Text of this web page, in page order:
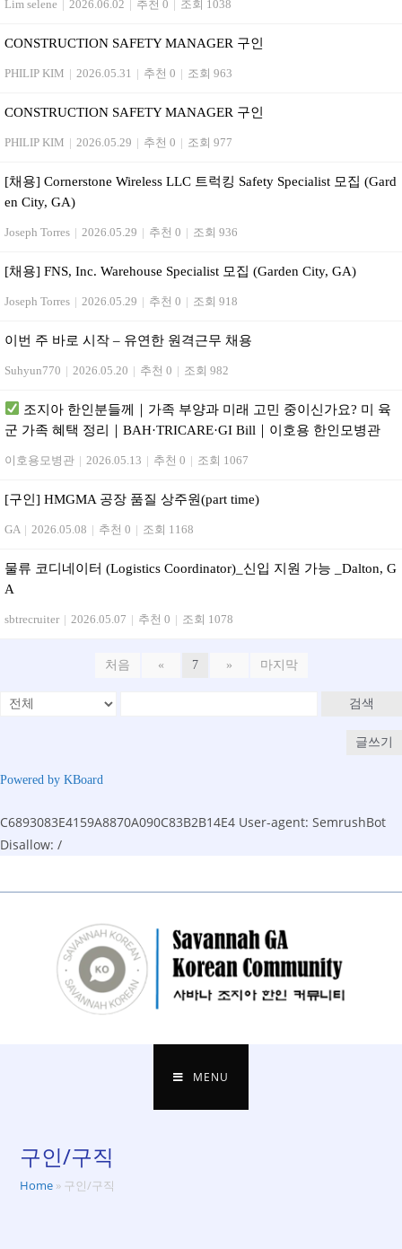
Lim selene | 2026.06.02 | 추천 0 | 조회 1038
CONSTRUCTION SAFETY MANAGER 구인
PHILIP KIM | 2026.05.31 | 추천 0 | 조회 963
CONSTRUCTION SAFETY MANAGER 구인
PHILIP KIM | 2026.05.29 | 추천 0 | 조회 977
[채용] Cornerstone Wireless LLC 트럭킹 Safety Specialist 모집 (Gard
en City, GA)
Joseph Torres | 2026.05.29 | 추천 0 | 조회 936
[채용] FNS, Inc. Warehouse Specialist 모집 (Garden City, GA)
Joseph Torres | 2026.05.29 | 추천 0 | 조회 918
이번 주 바로 시작 – 유연한 원격근무 채용
Suhyun770 | 2026.05.20 | 추천 0 | 조회 982
조지아 한인분들께｜가족 부양과 미래 고민 중이신가요? 미 육
군 가족 혜택 정리｜BAH·TRICARE·GI Bill｜이호용 한인모병관
이호용모병관 | 2026.05.13 | 추천 0 | 조회 1067
[구인] HMGMA 공장 품질 상주원(part time)
GA | 2026.05.08 | 추천 0 | 조회 1168
물류 코디네이터 (Logistics Coordinator)_신입 지원 가능 _Dalton, G
A
sbtrecruiter | 2026.05.07 | 추천 0 | 조회 1078
처음 « 7 » 마지막
검색
글쓰기
Powered by KBoard
C6893083E4159A8870A090C83B2B14E4 User-agent: SemrushBot
Disallow: /
to
MENU
구인/구직
Home » 구인/구직